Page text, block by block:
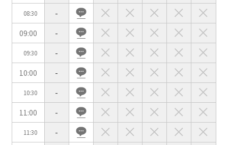
08:30
-
09:00
-
09:30
-
10:00
-
10:30
-
11:00
-
11:30
-
お問合せフォーム
面積
会場の種類
イベントホール 会議室